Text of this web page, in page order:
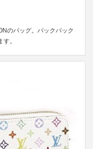
のバッグ。バックパック
。